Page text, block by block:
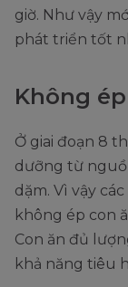
giờ. Như vậy
phát triển tốt
Không
Ở giai đoạn 8
dưỡng từ
dặm. Vì vậy
không ép con
Con ăn đủ
khả năng tiêu